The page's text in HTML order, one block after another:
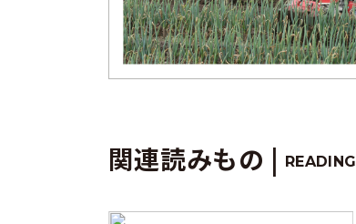
関連読みもの | READING